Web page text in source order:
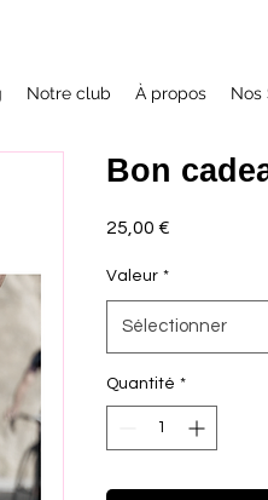
Notre club À propos Nos
Bon
25,00 €
Valeur *
Sélectionner
Quantité *